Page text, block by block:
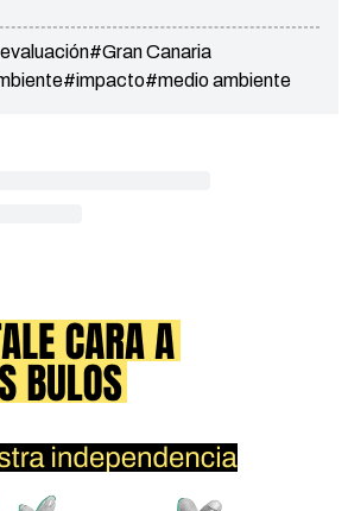
#Gran Canaria
#impacto#medio ambiente